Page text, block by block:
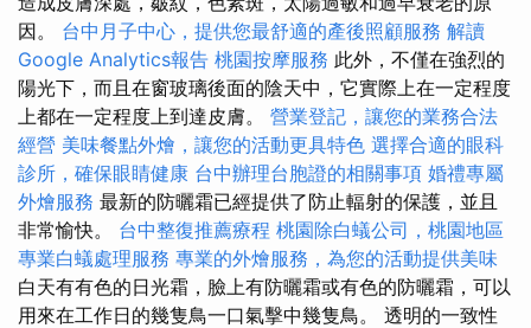
因。 台中月子中心，提供您最舒適的產後照顧服務 解讀
Google Analytics報告 桃園按摩服務 此外，不僅在強烈的
陽光下，而且在窗玻璃後面的陰天中，它實際上在一定程度
上都在一定程度上到達皮膚。 營業登記，讓您的業務合法
經營 美味餐點外燴，讓您的活動更具特色 選擇合適的眼科
診所，確保眼睛健康 台中辦理台胞證的相關事項 婚禮專屬
外燴服務 最新的防曬霜已經提供了防止輻射的保護，並且
非常愉快。 台中整復推薦療程 桃園除白蟻公司，桃園地區
專業白蟻處理服務 專業的外燴服務，為您的活動提供美味
白天有有色的日光霜，臉上有防曬霜或有色的防曬霜，可以
用來在工作日的幾隻鳥一口氣擊中幾隻鳥。 透明的一致性